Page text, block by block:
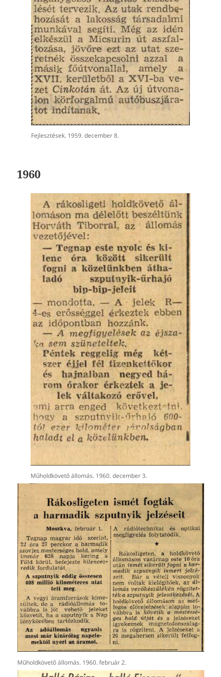
Fejlesztések. 1959. december 8.
1960
Műholdkövető állomás. 1960. december 3.
Műholdkövető állomás. 1960. február 2.